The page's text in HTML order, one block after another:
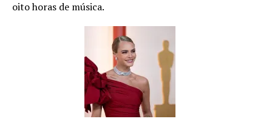
oito horas de música.